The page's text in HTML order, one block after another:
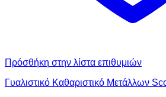
Πρόσθήκη στην λίστα επιθυμιών
Γυαλιστικό Καθαριστικό Μετάλλων